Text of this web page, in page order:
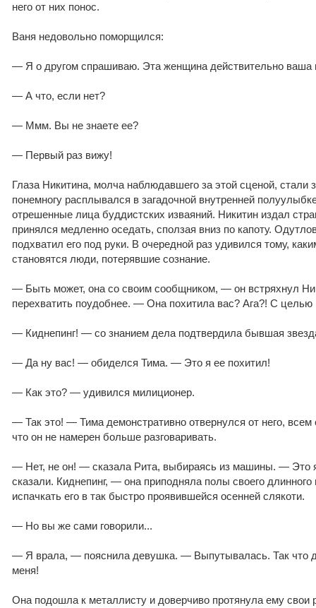
него от них понос.
Ваня недовольно поморщился:
— Я о другом спрашиваю. Эта женщина действительно ваша
— А что, если нет?
— Ммм. Вы не знаете ее?
— Первый раз вижу!
Глаза Никитина, молча наблюдавшего за этой сценой, стали
понемногу расплывался в загадочной внутренней
отрешенные лица буддистских изваяний. Никитин издал
принялся медленно оседать, сползая вниз по капоту.
подхватил его под руки. В очередной раз удивился тому,
становятся люди, потерявшие сознание.
— Быть может, она со своим сообщником, — он встряхнул
перехватить поудобнее. — Она похитила вас? Ага?! С целью
— Киднепинг! — со знанием дела подтвердила бывшая
— Да ну вас! — обиделся Тима. — Это я ее похитил!
— Как это? — удивился милиционер.
— Так это! — Тима демонстративно отвернулся от него,
что он не намерен больше разговаривать.
— Нет, не он! — сказала Рита, выбираясь из машины. — Это
сказали. Киднепинг, — она приподняла полы своего
испачкать его в так быстро проявившейся осенней слякоти.
— Но вы же сами говорили...
— Я врала, — пояснила девушка. — Выпутывалась. Так что
меня!
Она подошла к металлисту и доверчиво протянула ему свои